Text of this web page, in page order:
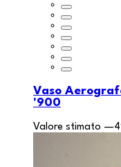
Vaso
'900
Valore stimato —